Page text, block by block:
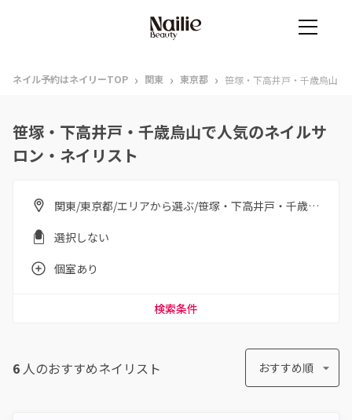
ネイル予約はネイリーTOP › 関東 › 東京都 › 笹塚・下高井戸・千歳烏山
笹塚・下高井戸・千歳烏山で人気のネイルサ
ロン・ネイリスト
関東/東京都/エリアから選ぶ/笹塚・下高井戸・千歳烏山
選択しない
個室あり
検索条件
6 人のおすすめネイリスト おすすめ順